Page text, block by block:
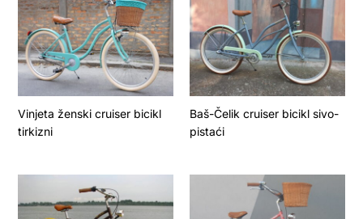
Vinjeta ženski cruiser bicikl
tirkizni
Baš-Čelik cruiser bicikl sivo-
pistaći